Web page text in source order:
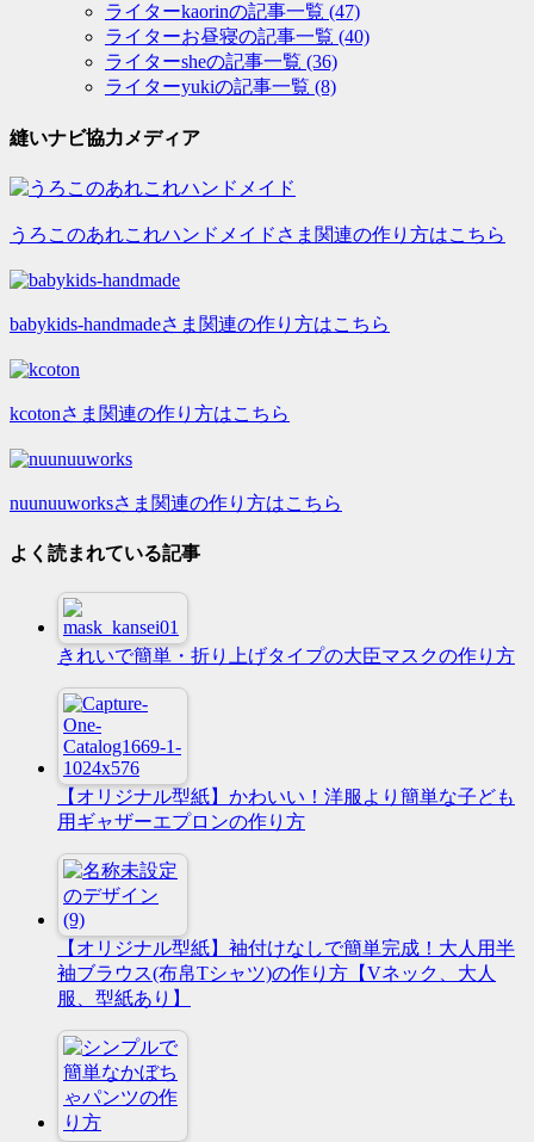
ライターkaorinの記事一覧 (47)
ライターお昼寝の記事一覧 (40)
ライターsheの記事一覧 (36)
ライターyukiの記事一覧 (8)
縫いナビ協力メディア
うろこのあれこれハンドメイドさま関連の作り方はこちら
babykids-handmadeさま関連の作り方はこちら
kcotonさま関連の作り方はこちら
nuunuuworksさま関連の作り方はこちら
よく読まれている記事
きれいで簡単・折り上げタイプの大臣マスクの作り方
【オリジナル型紙】かわいい！洋服より簡単な子ども
用ギャザーエプロンの作り方
【オリジナル型紙】袖付けなしで簡単完成！大人用半
袖ブラウス(布帛Tシャツ)の作り方【Vネック、大人
服、型紙あり】